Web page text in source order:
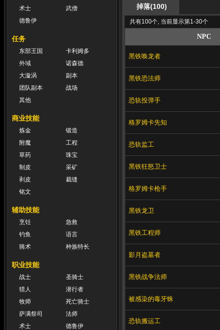
术士
武僧
德鲁伊
任务
东部王国
卡利姆多
外域
诺森德
大漩涡
副本
团队副本
战场
其他
商业技能
炼金
锻造
附魔
工程
草药
珠宝
制皮
采矿
剥皮
裁缝
铭文
辅助技能
烹饪
急救
钓鱼
语言
骑术
种族特长
职业技能
战士
圣骑士
猎人
潜行者
牧师
死亡骑士
萨满祭司
法师
术士
德鲁伊
掉落(100)
共有100个, 当前显示第1-30个
NPC
黑铁唤龙者
黑铁恐法师
恐轨投弹手
格罗姆卡先知
恐轨监工
黑铁狂怒卫士
格罗姆卡枪手
黑铁龙卫
黑铁工程师
影月盗墓者
黑铁战争法师
被感染的毒牙蛛
恐轨搬运工